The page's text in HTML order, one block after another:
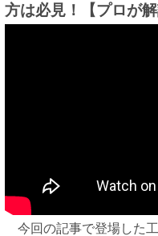
方は必見！【プロが解
今回の記事で登場した